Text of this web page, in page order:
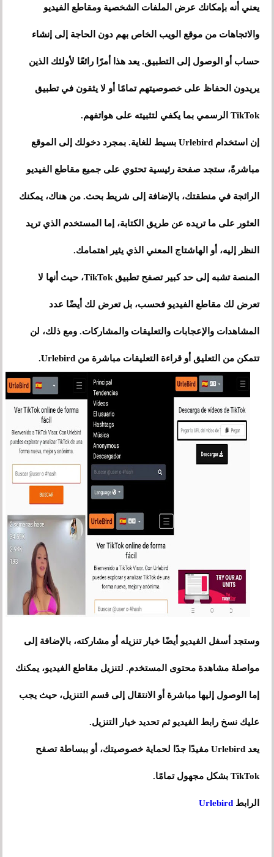
يعني أنه بإمكانك عرض الملفات الشخصية ومقاطع الفيديو
والاتجاهات من موقع الويب الخاص بهم دون الحاجة إلى إنشاء
حساب أو الوصول إلى التطبيق. يعد هذا أمرًا رائعًا لأولئك الذين
يريدون الحفاظ على خصوصيتهم تمامًا أو لا يثقون في تطبيق
TikTok الرسمي بما يكفي لتثبيته على هواتفهم.
إن استخدام Urlebird بسيط للغاية. بمجرد دخولك إلى الموقع
مباشرةً، ستجد صفحة رئيسية تحتوي على جميع مقاطع الفيديو
الرائجة في منطقتك، بالإضافة إلى شريط بحث. من هناك، يمكنك
العثور على ما تريده عن طريق الكتابة، إما المستخدم الذي تريد
النظر إليه، أو الهاشتاج المعني الذي يثير اهتمامك.
المنصة تشبه إلى حد كبير تصفح تطبيق TikTok، حيث أنها لا
تعرض لك مقاطع الفيديو فحسب، بل تعرض لك أيضًا عدد
المشاهدات والإعجابات والتعليقات والمشاركات. ومع ذلك، لن
تتمكن من التعليق أو قراءة التعليقات مباشرة من Urlebird.
وستجد أسفل الفيديو أيضًا خيار تنزيله أو مشاركته، بالإضافة إلى
مواصلة مشاهدة محتوى المستخدم. لتنزيل مقاطع الفيديو، يمكنك
إما الوصول إليها مباشرة أو الانتقال إلى قسم التنزيل، حيث يجب
عليك نسخ رابط الفيديو ثم تحديد خيار التنزيل.
يعد Urlebird مفيدًا جدًا لحماية خصوصيتك، أو ببساطة تصفح
TikTok بشكل مجهول تمامًا.
الرابطUrlebird